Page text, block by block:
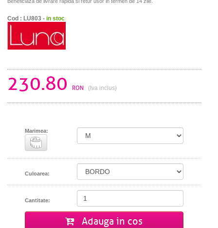
Cod : LU803 - in stoc
230.80 RON (tva inclus)
Marimea:
Culoarea:
Cantitate:
Adauga in cos